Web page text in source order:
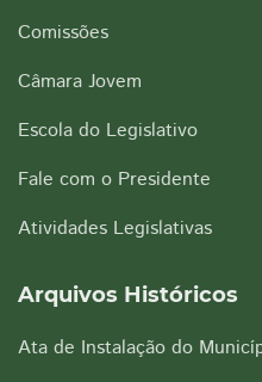
Comissões
Câmara Jovem
Escola do Legislativo
Fale com o Presidente
Atividades Legislativas
Arquivos Históricos
Ata de Instalação do